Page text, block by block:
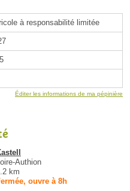
à responsabilité limitée
Éditer les informations de ma pépinière
Authion
km
ouvre à 8h